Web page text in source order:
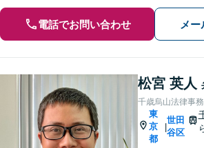
電話でお問い合わせ メ
松宮 英人
千歳烏山法律事
東
京
都
|
世田
谷区